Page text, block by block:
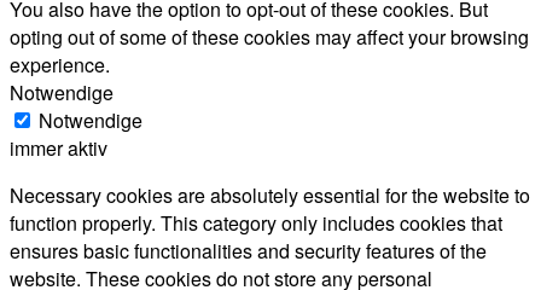
You also have the option to opt-out of these cookies. But
opting out of some of these cookies may affect your browsing
experience.
Notwendige
Notwendige
immer aktiv
Necessary cookies are absolutely essential for the website to
function properly. This category only includes cookies that
ensures basic functionalities and security features of the
website. These cookies do not store any personal